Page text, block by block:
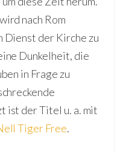
nach Rom
Dienst der Kirche zu
Dunkelheit, die
in Frage zu
ist der Titel u. a. mit
Tiger Free.